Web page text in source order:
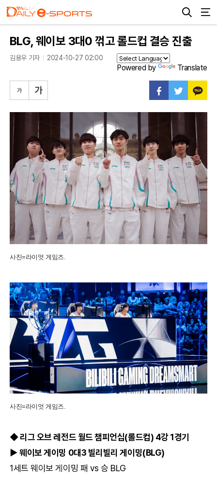
BLG, 웨이보 3대0 꺾고 롤드컵 결승 진출
김용우 기자 2024-10-27 02:00
Powered by Translate
사진=라이엇 게임즈.
사진=라이엇 게임즈.
◆ 리그 오브 레전드 월드 챔피언십(롤드컵) 4강 1경기
▶ 웨이보 게이밍 0대3 빌리빌리 게이밍(BLG)
1세트 웨이보 게이밍 패 vs 승 BLG